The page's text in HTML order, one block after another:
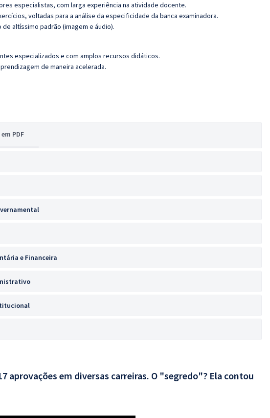
especialistas, com larga experiência na atividade docente.
voltadas para a análise da especificidade da banca examinadora.
altíssimo padrão (imagem e áudio).
especializados e com amplos recursos didáticos.
de maneira acelerada.
PDF
e Financeira
aprovações em diversas carreiras. O "segredo"? Ela contou